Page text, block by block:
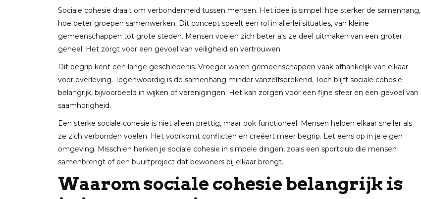
Sociale cohesie draait om verbondenheid tussen mensen. Het idee is simpel: hoe sterker de samenhang,
hoe beter groepen samenwerken. Dit concept speelt een rol in allerlei situaties, van kleine
gemeenschappen tot grote steden. Mensen voelen zich beter als ze deel uitmaken van een groter
geheel. Het zorgt voor een gevoel van veiligheid en vertrouwen.
Dit begrip kent een lange geschiedenis. Vroeger waren gemeenschappen vaak afhankelijk van elkaar
voor overleving. Tegenwoordig is de samenhang minder vanzelfsprekend. Toch blijft sociale cohesie
belangrijk, bijvoorbeeld in wijken of verenigingen. Het kan zorgen voor een fijne sfeer en een gevoel van
saamhorigheid.
Een sterke sociale cohesie is niet alleen prettig, maar ook functioneel. Mensen helpen elkaar sneller als
ze zich verbonden voelen. Het voorkomt conflicten en creëert meer begrip. Let eens op in je eigen
omgeving. Misschien herken je sociale cohesie in simpele dingen, zoals een sportclub die mensen
samenbrengt of een buurtproject dat bewoners bij elkaar brengt.
Waarom sociale cohesie belangrijk is